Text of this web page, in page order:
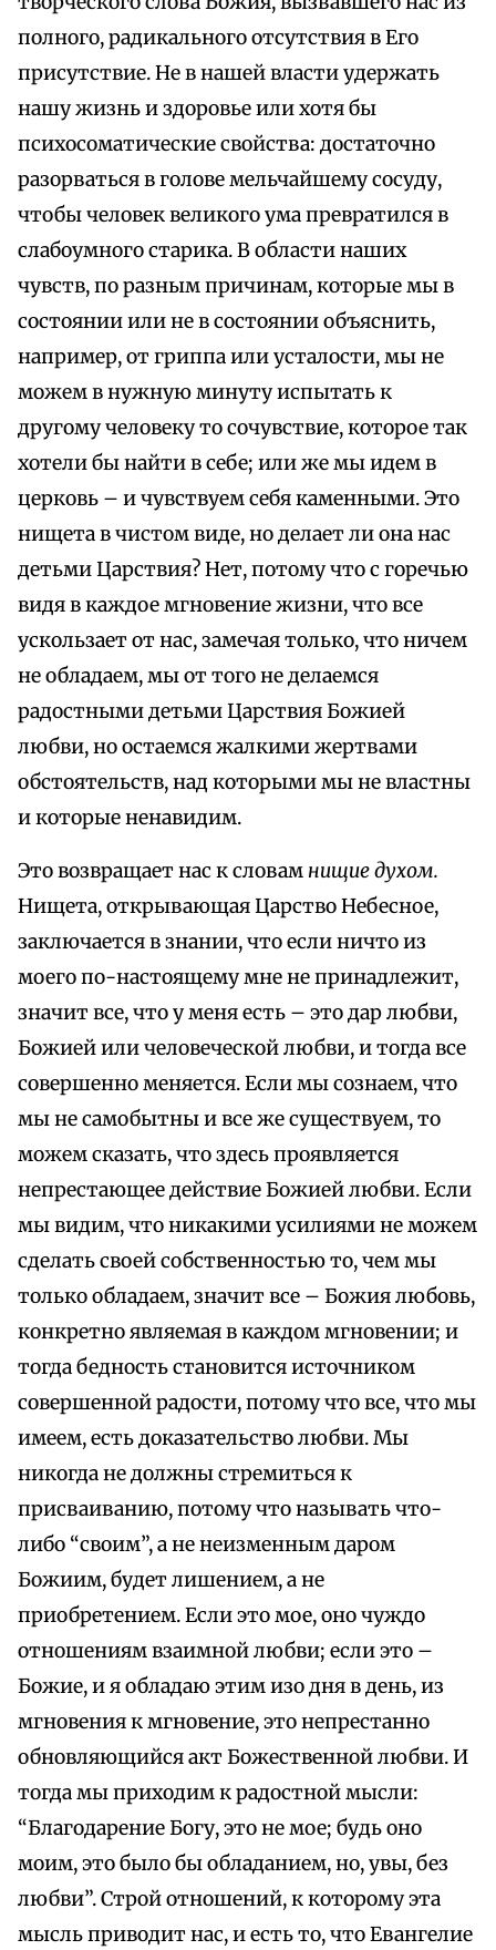
полного, радикального отсутствия в Его
присутствие. Не в нашей власти удержать
нашу жизнь и здоровье или хотя бы
психосоматические свойства: достаточно
разорваться в голове мельчайшему сосуду,
чтобы человек великого ума превратился в
слабоумного старика. В области наших
чувств, по разным причинам, которые мы в
состоянии или не в состоянии объяснить,
например, от гриппа или усталости, мы не
можем в нужную минуту испытать к
другому человеку то сочувствие, которое так
хотели бы найти в себе; или же мы идем в
церковь – и чувствуем себя каменными. Это
нищета в чистом виде, но делает ли она нас
детьми Царствия? Нет, потому что с горечью
видя в каждое мгновение жизни, что все
ускользает от нас, замечая только, что ничем
не обладаем, мы от того не делаемся
радостными детьми Царствия Божией
любви, но остаемся жалкими жертвами
обстоятельств, над которыми мы не властны
и которые ненавидим.
Это возвращает нас к словам нищие духом.
Нищета, открывающая Царство Небесное,
заключается в знании, что если ничто из
моего по-настоящему мне не принадлежит,
значит все, что у меня есть – это дар любви,
Божией или человеческой любви, и тогда все
совершенно меняется. Если мы сознаем, что
мы не самобытны и все же существуем, то
можем сказать, что здесь проявляется
непрестающее действие Божией любви. Если
мы видим, что никакими усилиями не можем
сделать своей собственностью то, чем мы
только обладаем, значит все – Божия любовь,
конкретно являемая в каждом мгновении; и
тогда бедность становится источником
совершенной радости, потому что все, что мы
имеем, есть доказательство любви. Мы
никогда не должны стремиться к
присваиванию, потому что называть что-
либо “своим”, а не неизменным даром
Божиим, будет лишением, а не
приобретением. Если это мое, оно чуждо
отношениям взаимной любви; если это –
Божие, и я обладаю этим изо дня в день, из
мгновения к мгновение, это непрестанно
обновляющийся акт Божественной любви. И
тогда мы приходим к радостной мысли:
“Благодарение Богу, это не мое; будь оно
моим, это было бы обладанием, но, увы, без
любви”. Строй отношений, к которому эта
мысль приводит нас, и есть то, что Евангелие